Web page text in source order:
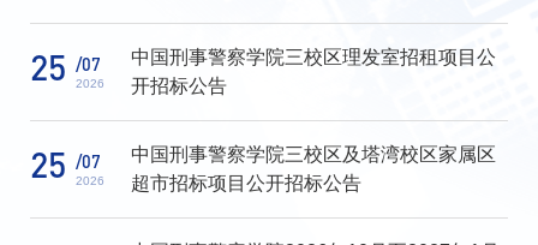
25 /07
2026
中国刑事警察学院三校区理发室招租项目公
开招标公告
25 /07
2026
中国刑事警察学院三校区及塔湾校区家属区
超市招标项目公开招标公告